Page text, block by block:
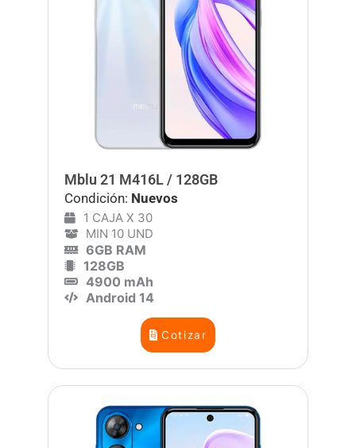
Mblu 21 M416L / 128GB
Condición: Nuevos
1 CAJA X 30
MIN 10 UND
6GB RAM
128GB
4900 mAh
Android 14
Cotizar